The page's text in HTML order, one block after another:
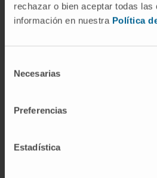
rechazar o bien aceptar todas
información en nuestra Política
Necesarias
Preferencias
Estadística